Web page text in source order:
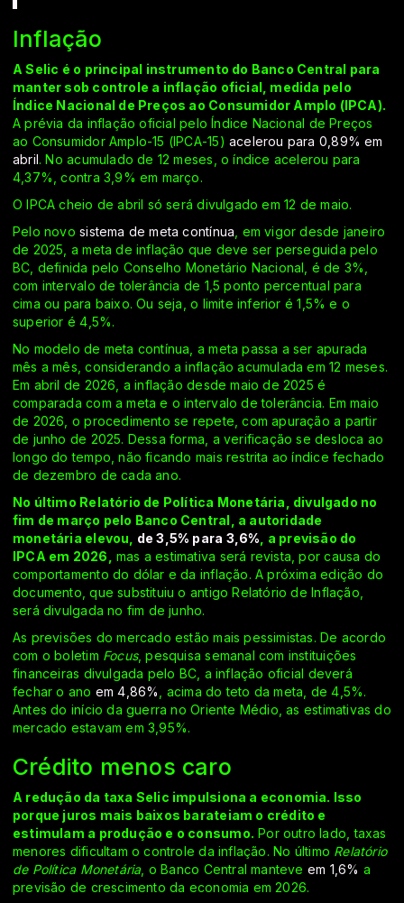
Inflação
A Selic é o principal instrumento do Banco Central para
manter sob controle a inflação oficial, medida pelo
Índice Nacional de Preços ao Consumidor Amplo (IPCA).
A prévia da inflação oficial pelo Índice Nacional de Preços
ao Consumidor Amplo-15 (IPCA-15) acelerou para 0,89% em
abril. No acumulado de 12 meses, o índice acelerou para
4,37%, contra 3,9% em março.
O IPCA cheio de abril só será divulgado em 12 de maio.
Pelo novosistema de meta contínua , em vigor desde janeiro
de 2025, a meta de inflação que deve ser perseguida pelo
BC, definida pelo Conselho Monetário Nacional, é de 3%,
com intervalo de tolerância de 1,5 ponto percentual para
cima ou para baixo. Ou seja, o limite inferior é 1,5% e o
superior é 4,5%.
No modelo de meta contínua, a meta passa a ser apurada
mês a mês, considerando a inflação acumulada em 12 meses.
Em abril de 2026, a inflação desde maio de 2025 é
comparada com a meta e o intervalo de tolerância. Em maio
de 2026, o procedimento se repete, com apuração a partir
de junho de 2025. Dessa forma, a verificação se desloca ao
longo do tempo, não ficando mais restrita ao índice fechado
de dezembro de cada ano.
No último Relatório de Política Monetária, divulgado no
fim de março pelo Banco Central, a autoridade
monetária elevou, de 3,5% para 3,6% , a previsão do
IPCA em 2026,
mas a estimativa será revista, por causa do
comportamento do dólar e da inflação. A próxima edição do
documento, que substituiu o antigo Relatório de Inflação,
será divulgada no fim de junho.
As previsões do mercado estão mais pessimistas. De acordo
com o boletim Focus, pesquisa semanal com instituições
financeiras divulgada pelo BC, a inflação oficial deverá
fechar o ano em 4,86%
, acima do teto da meta, de 4,5%.
Antes do início da guerra no Oriente Médio, as estimativas do
mercado estavam em 3,95%.
Crédito menos caro
A redução da taxa Selic impulsiona a economia. Isso
porque juros mais baixos barateiam o crédito e
estimulam a produção e o consumo. Por outro lado, taxas
menores dificultam o controle da inflação. No último Relatório
de Política Monetária, o Banco Central manteve em 1,6% a
previsão de crescimento da economia em 2026.